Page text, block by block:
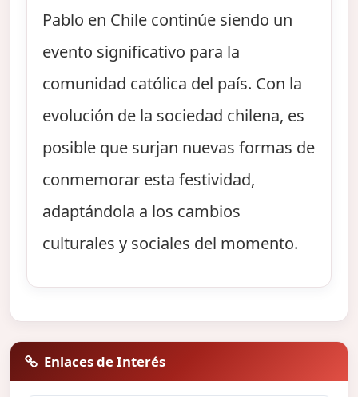
Pablo en Chile continúe siendo un
evento significativo para la
comunidad católica del país. Con la
evolución de la sociedad chilena, es
posible que surjan nuevas formas de
conmemorar esta festividad,
adaptándola a los cambios
culturales y sociales del momento.
Enlaces de Interés